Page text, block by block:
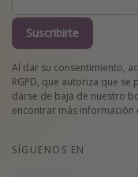
Suscribirte
Al dar su consentimiento,
RGPD, que autoriza que se
darse de baja de nuestro
encontrar más información
SÍGUENOS EN